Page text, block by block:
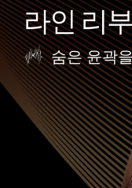
라인 리
숨은 윤곽